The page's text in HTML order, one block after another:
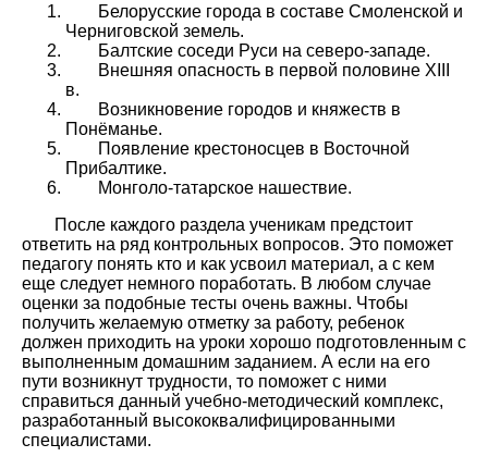
Белорусские города в составе Смоленской и
Черниговской земель.
Балтские соседи Руси на северо-западе.
Внешняя опасность в первой половине XIII
в.
Возникновение городов и княжеств в
Понёманье.
Появление крестоносцев в Восточной
Прибалтике.
Монголо-татарское нашествие.
После каждого раздела ученикам предстоит
ответить на ряд контрольных вопросов. Это поможет
педагогу понять кто и как усвоил материал, а с кем
еще следует немного поработать. В любом случае
оценки за подобные тесты очень важны. Чтобы
получить желаемую отметку за работу, ребенок
должен приходить на уроки хорошо подготовленным с
выполненным домашним заданием. А если на его
пути возникнут трудности, то поможет с ними
справиться данный учебно-методический комплекс,
разработанный высококвалифицированными
специалистами.